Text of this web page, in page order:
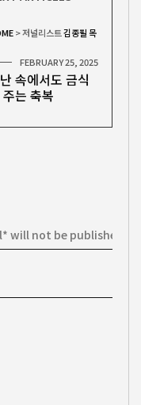
>저널리스트김종필 목
FEBRUARY 25, 2025
속에서도 금식
주는 축복